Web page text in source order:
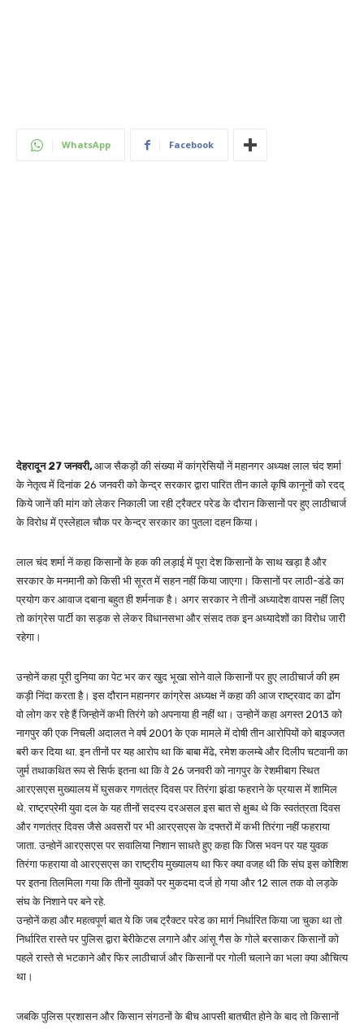
WhatsApp Facebook
देहरादून 27 जनवरी,आज सैकड़ों की संख्या में कांग्रेसियों नें महानगर अध्यक्ष लाल चंद शर्मा
के नेतृत्व में दिनांक 26 जनवरी को केन्द्र सरकार द्वारा पारित तीन काले कृषि कानूनों को रदद्
किये जानें की मांग को लेकर निकाली जा रही ट्रैक्टर परेड के दौरान किसानों पर हुए लाठीचार्ज
के विरोध में एस्लेहाल चौक पर केन्द्र सरकार का पुतला दहन किया।
लाल चंद शर्मा नें कहा किसानों के हक की लड़ाई में पूरा देश किसानों के साथ खड़ा है और
सरकार के मनमानी को किसी भी सूरत में सहन नहीं किया जाएगा। किसानों पर लाठी-डंडे का
प्रयोग कर आवाज दबाना बहुत ही शर्मनाक है। अगर सरकार ने तीनों अध्यादेश वापस नहीं लिए
तो कांग्रेस पार्टी का सड़क से लेकर विधानसभा और संसद तक इन अध्यादेशों का विरोध जारी
रहेगा।
उन्होनें कहा पूरी दुनिया का पेट भर कर खुद भूखा सोने वाले किसानों पर हुए लाठीचार्ज की हम
कड़ी निंदा करता है। इस दौरान महानगर कांग्रेस अध्यक्ष नें कहा की आज राष्ट्रवाद का ढोंग
वो लोग कर रहे हैं जिन्होनें कभी तिरंगे को अपनाया ही नहीं था। उन्होनें कहा अगस्त 2013 को
नागपुर की एक निचली अदालत ने वर्ष 2001 के एक मामले में दोषी तीन आरोपियों को बाइज्जत
बरी कर दिया था. इन तीनों पर यह आरोप था कि बाबा मेंढे, रमेश कलम्बे और दिलीप चटवानी का
जुर्म तथाकथित रूप से सिर्फ इतना था कि वे 26 जनवरी को नागपुर के रेशमीबाग स्थित
आरएसएस मुख्यालय में घुसकर गणतंत्र दिवस पर तिरंगा झंडा फहराने के प्रयास में शामिल
थे. राष्ट्रप्रेमी युवा दल के यह तीनों सदस्य दरअसल इस बात से क्षुब्ध थे कि स्वतंत्रता दिवस
और गणतंत्र दिवस जैसे अवसरों पर भी आरएसएस के दफ्तरों में कभी तिरंगा नहीं फहराया
जाता. उन्होनें आरएसएस पर सवालिया निशान साधते हुए कहा कि जिस भवन पर यह युवक
तिरंगा फहराया वो आरएसएस का राष्ट्रीय मुख्यालय था फिर क्या वजह थी कि संघ इस कोशिश
पर इतना तिलमिला गया कि तीनों युवकों पर मुकदमा दर्ज हो गया और 12 साल तक वो लड़के
संघ के निशाने पर बने रहे.
उन्होनें कहा और महत्वपूर्ण बात ये कि जब ट्रैक्टर परेड का मार्ग निर्धारित किया जा चुका था तो
निर्धारित रास्ते पर पुलिस द्वारा बेरीकेटस लगाने और आंसू गैस के गोले बरसाकर किसानों को
पहले रास्ते से भटकाने और फिर लाठीचार्ज और किसानों पर गोली चलाने का भला क्या औचित्य
था।
जबकि पुलिस प्रशासन और किसान संगठनों के बीच आपसी बातचीत होने के बाद तो किसानों